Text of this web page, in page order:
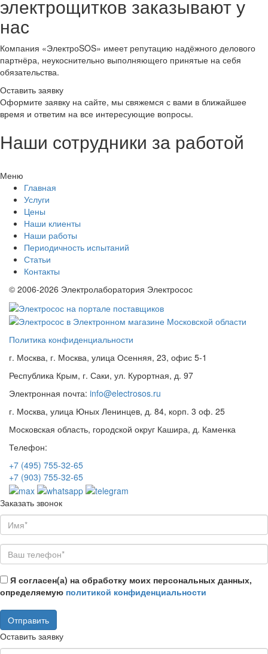
электрощитков заказывают у
нас
Компания «ЭлектроSOS» имеет репутацию надёжного делового
партнёра, неукоснительно выполняющего принятые на себя
обязательства.
Оставить заявку
Оформите заявку на сайте, мы свяжемся с вами в ближайшее
время и ответим на все интересующие вопросы.
Наши сотрудники за работой
Меню
Главная
Услуги
Цены
Наши клиенты
Наши работы
Периодичность испытаний
Статьи
Контакты
© 2006-2026 Электролаборатория Электросос
Политика конфиденциальности
г. Москва, г. Москва, улица Осенняя, 23, офис 5-1
Республика Крым, г. Саки, ул. Курортная, д. 97
Электронная почта: info@electrosos.ru
г. Москва, улица Юных Ленинцев, д. 84, корп. 3 оф. 25
Московская область, городской округ Кашира, д. Каменка
Телефон:
+7 (495) 755-32-65
+7 (903) 755-32-65
Заказать звонок
Я согласен(а) на обработку моих персональных данных,
определяемую политикой конфиденциальности
Оставить заявку